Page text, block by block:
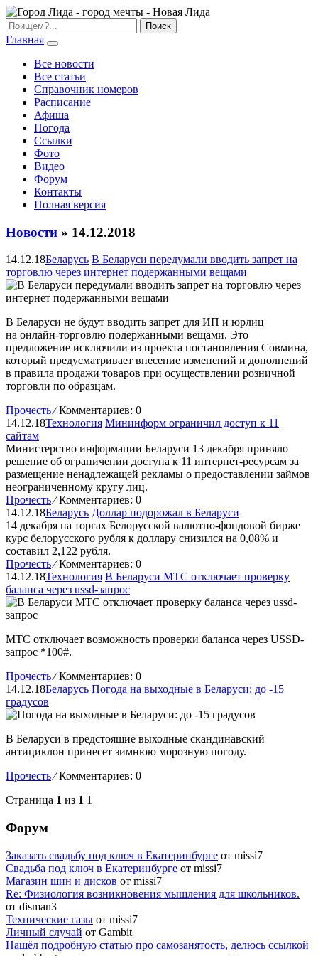
Главная
Все новости
Все статьи
Справочник номеров
Расписание
Афиша
Погода
Ссылки
Фото
Видео
Форум
Контакты
Полная версия
Новости » 14.12.2018
14.12.18Беларусь В Беларуси передумали вводить запрет на
торговлю через интернет подержанными вещами
В Беларуси не будут вводить запрет для ИП и юрлиц
на онлайн-торговлю подержанными вещами. Это
предложение исключили из проекта постановления Совмина,
который предусматривает внесение изменений и дополнений
в правила продажи товаров при осуществлении розничной
торговли по образцам.
Прочесть ⁄Комментариев: 0
14.12.18Технология Мининформ ограничил доступ к 11
сайтам
Министерство информации Беларуси 13 декабря приняло
решение об ограничении доступа к 11 интернет-ресурсам за
размещение ненадлежащей рекламы о предоставлении займов
неограниченному кругу лиц.
Прочесть ⁄Комментариев: 0
14.12.18Беларусь Доллар подорожал в Беларуси
14 декабря на торгах Белорусской валютно-фондовой бирже
курс белорусского рубля к доллару снизился на 0,08% и
составил 2,122 рубля.
Прочесть ⁄Комментариев: 0
14.12.18Технология В Беларуси МТС отключает проверку
баланса через ussd-запрос
МТС отключает возможность проверки баланса через USSD-
запрос *100#.
Прочесть ⁄Комментариев: 0
14.12.18Беларусь Погода на выходные в Беларуси: до -15
градусов
В Беларуси в предстоящие выходные скандинавский
антициклон принесет зимнюю морозную погоду.
Прочесть ⁄Комментариев: 0
Страница 1 из 1 1
Форум
Заказать свадьбу под ключ в Екатеринбурге от missi7
Cвадьба под ключ в Екатеринбурге от missi7
Магазин шин и дисков от missi7
Re: Физиология возникновения мышления для школьников.
от disman3
Технические газы от missi7
Личный случай от Gambit
Нашёл подробную статью про самозанятость, делюсь ссылкой